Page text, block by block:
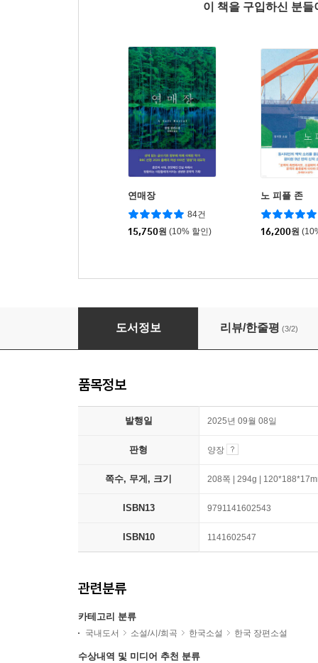
이 책을 구입하신 분
연매장
84건
15,750원 (10% 할인)
노 피플 존
16,200원
어떤 가정
도서정보 리뷰/한줄평 (3/2)
품목정보
발행일 2025년 09월 08일
판형 양장
쪽수, 무게, 크기 208쪽 | 294g |
ISBN13 9791141602543
ISBN10 1141602547
관련분류
카테고리 분류
국내도서 소설/시/희곡 한국소설 한국 장편소설
수상내역 및 미디어 추천 분류